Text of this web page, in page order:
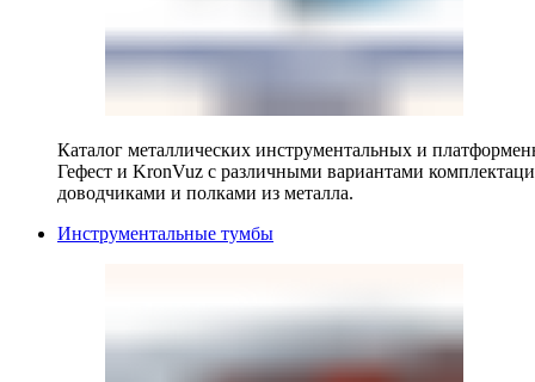
Каталог металлических инструментальных и
Гефест и KronVuz с различными вариантами
доводчиками и полками из металла.
Инструментальные тумбы